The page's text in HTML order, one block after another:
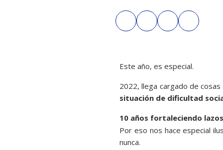
Este año, es especial.
2022, llega cargado de
situación de dificultad
10 años fortaleciendo lazos
Por eso nos hace especial
nunca.